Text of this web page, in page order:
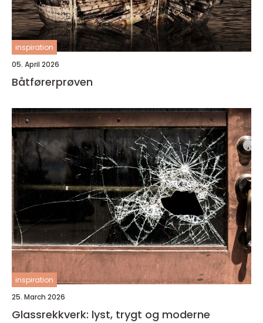
inspiration
05. April 2026
Båtførerprøven
inspiration
25. March 2026
Glassrekkverk: lyst, trygt og moderne